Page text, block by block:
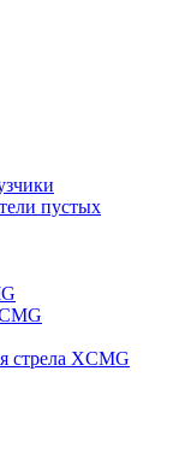
пустых
стрела XCMG